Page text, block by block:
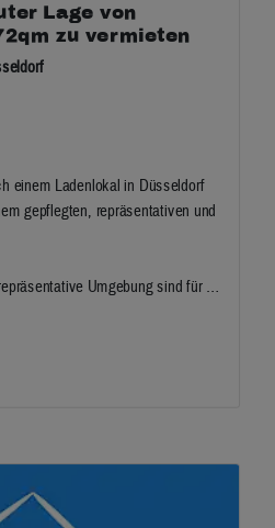
Lage von
zu vermieten
einem Ladenlokal in Düsseldorf
gepflegten, repräsentativen und
Umgebung sind für …